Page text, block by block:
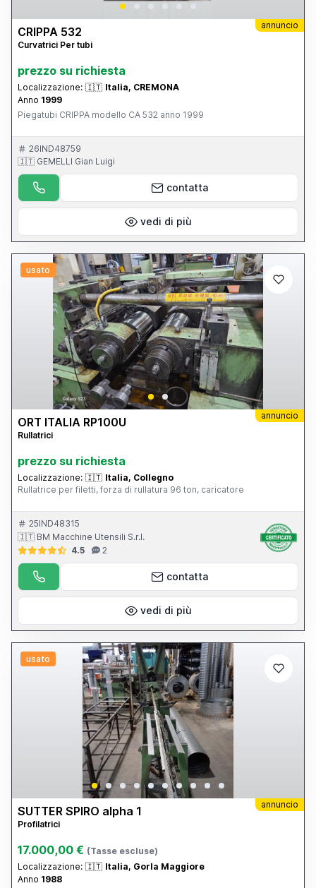
annuncio
CRIPPA 532
Curvatrici Per tubi
prezzo su richiesta
Localizzazione: 🇮🇹 Italia, CREMONA
Anno 1999
Piegatubi CRIPPA modello CA 532 anno 1999
26IND48759
🇮🇹 GEMELLI Gian Luigi
contatta
vedi di più
usato
annuncio
ORT ITALIA RP100U
Rullatrici
prezzo su richiesta
Localizzazione: 🇮🇹 Italia, Collegno
Rullatrice per filetti, forza di rullatura 96 ton, caricatore
25IND48315
🇮🇹 BM Macchine Utensili S.r.l.
4.5
2
contatta
vedi di più
usato
annuncio
SUTTER SPIRO alpha 1
Profilatrici
17.000,00 € (Tasse escluse)
Localizzazione: 🇮🇹 Italia, Gorla Maggiore
Anno 1988